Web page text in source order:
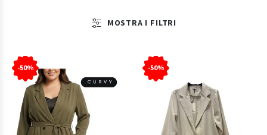
MOSTRA I FILTRI
-50% -50%